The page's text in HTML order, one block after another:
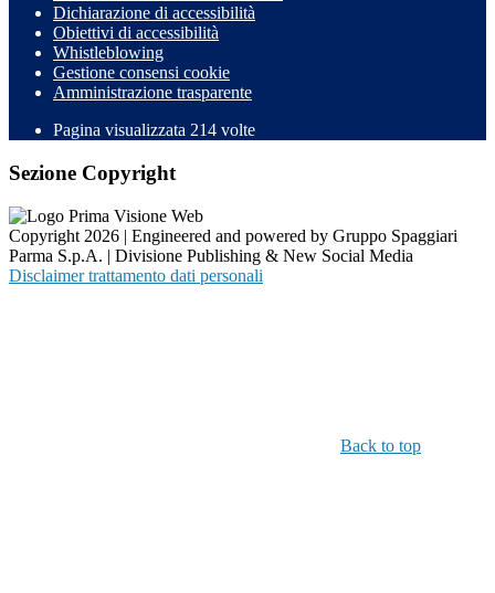
Dichiarazione di accessibilità
Obiettivi di accessibilità
Whistleblowing
Gestione consensi cookie
Amministrazione trasparente
Pagina visualizzata 214 volte
Sezione Copyright
Copyright 2026 | Engineered and powered by Gruppo Spaggiari
Parma S.p.A. | Divisione Publishing & New Social Media
Disclaimer trattamento dati personali
Back to top